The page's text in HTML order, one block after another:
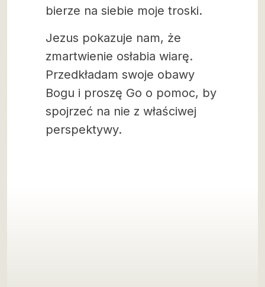
bierze na siebie moje troski.
Jezus pokazuje nam, że
zmartwienie osłabia wiarę.
Przedkładam swoje obawy
Bogu i proszę Go o pomoc, by
spojrzeć na nie z właściwej
perspektywy.